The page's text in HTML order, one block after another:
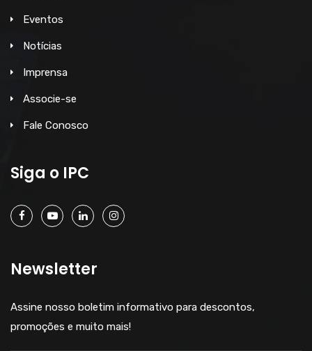
Eventos
Notícias
Imprensa
Associe-se
Fale Conosco
Siga o IPC
Newsletter
Assine nosso boletim informativo para descontos,
promoções e muito mais!